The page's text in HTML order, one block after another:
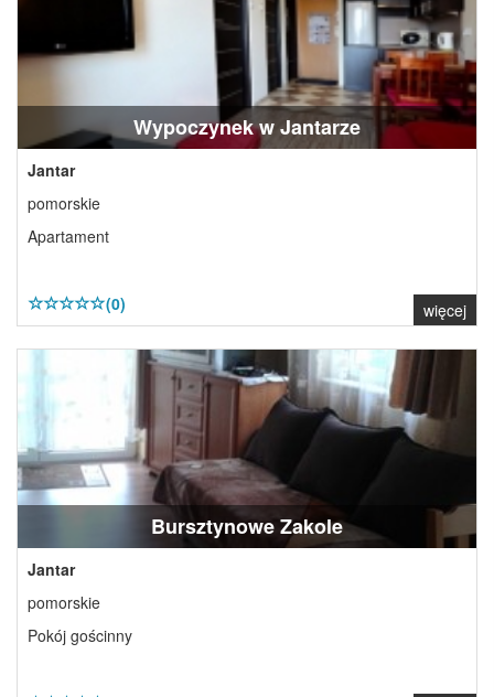
Wypoczynek w Jantarze
Jantar
pomorskie
Apartament
(0) więcej
Bursztynowe Zakole
Jantar
pomorskie
Pokój gościnny